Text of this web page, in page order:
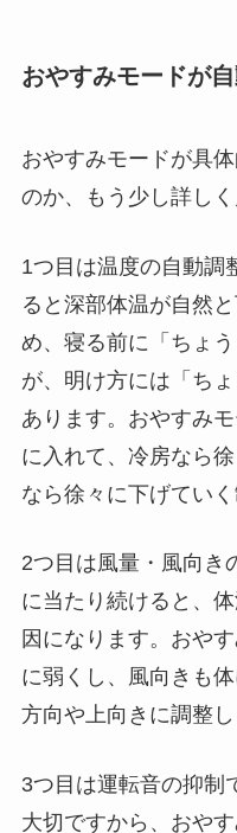
おやすみモードが
おやすみモードが具
のか、もう少し詳しく
1つ目は温度の自動調
ると深部体温が自然
め、寝る前に「ちょ
が、明け方には「ち
あります。おやすみ
に入れて、冷房なら
なら徐々に下げていく
2つ目は風量・風向き
に当たり続けると、
因になります。おや
に弱くし、風向きも
方向や上向きに調整し
3つ目は運転音の抑制
大切ですから、おや